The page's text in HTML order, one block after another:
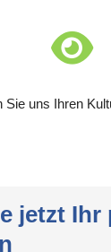
Sie uns Ihren
jetzt